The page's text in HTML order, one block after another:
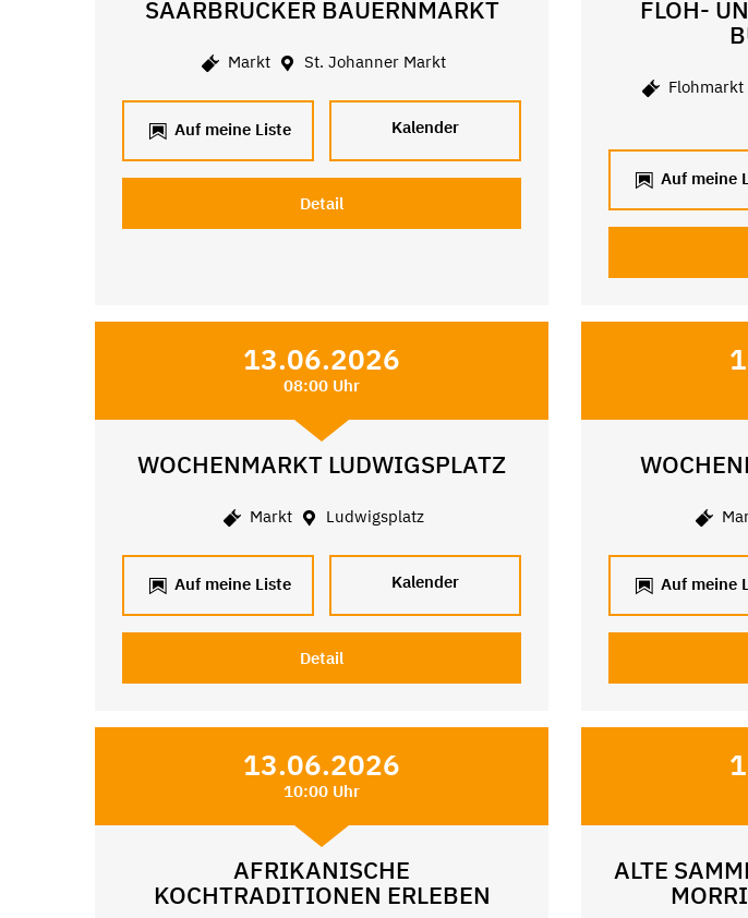
SAARBRÜCKER BAUERNMARKT
Markt St. Johanner Markt
Auf meine Liste Kalender
Detail
FLOH-
Auf meine
13.06.2026
08:00 Uhr
WOCHENMARKT LUDWIGSPLATZ
Markt Ludwigsplatz
Auf meine Liste Kalender
Detail
Auf meine
13.06.2026
10:00 Uhr
AFRIKANISCHE
KOCHTRADITIONEN ERLEBEN
ALTE